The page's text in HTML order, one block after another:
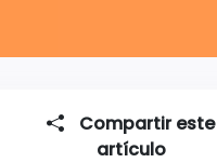
Compartir este
artículo